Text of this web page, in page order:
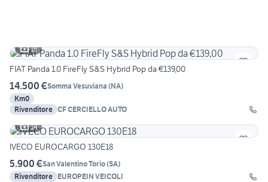
18
FIAT Panda 1.0 FireFly S&S Hybrid Pop da €139,00
14.500 €Somma Vesuviana (NA)
Km0
Rivenditore CF CERCIELLO AUTO
14
IVECO EUROCARGO 130E18
5.900 €San Valentino Torio(SA)
Rivenditore EUROPEIN VEICOLI